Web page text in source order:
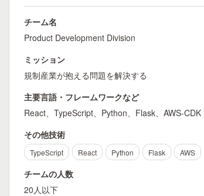
チーム名
Product Development Division
ミッション
規制産業が抱える問題を解決する
主要言語・フレームワークなど
React、TypeScript、Python、Flask、AWS-CDK
その他技術
TypeScript React Python Flask AWS
チームの人数
20人以下